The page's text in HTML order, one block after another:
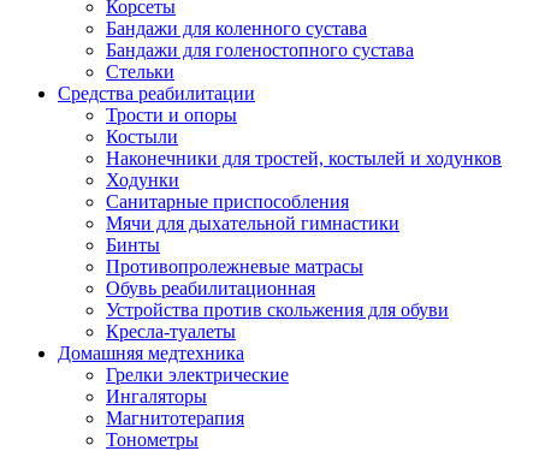
Корсеты
Бандажи для коленного сустава
Бандажи для голеностопного сустава
Стельки
Средства реабилитации
Трости и опоры
Костыли
Наконечники для тростей, костылей и ходунков
Ходунки
Санитарные приспособления
Мячи для дыхательной гимнастики
Бинты
Противопролежневые матрасы
Обувь реабилитационная
Устройства против скольжения для обуви
Кресла-туалеты
Домашняя медтехника
Грелки электрические
Ингаляторы
Магнитотерапия
Тонометры